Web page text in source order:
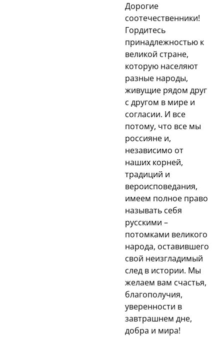
Дорогие
соотечественники!
Гордитесь
принадлежностью к
великой стране,
которую населяют
разные народы,
живущие рядом друг
с другом в мире и
согласии. И все
потому, что все мы
россияне и,
независимо от
наших корней,
традиций и
вероисповедания,
имеем полное право
называть себя
русскими –
потомками великого
народа, оставившего
свой неизгладимый
след в истории. Мы
желаем вам счастья,
благополучия,
уверенности в
завтрашнем дне,
добра и мира!